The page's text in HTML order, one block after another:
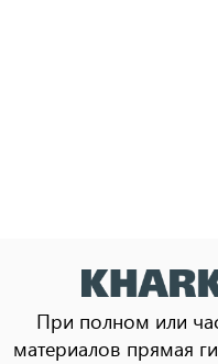
При полном или
материалов прямая